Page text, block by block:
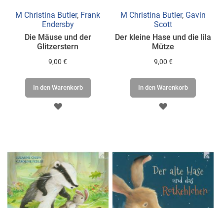
M Christina Butler, Frank
Endersby
Die Mäuse und der
Glitzerstern
9,00 €
In den Warenkorb
ZUR
M Christina Butler, Gavin
Scott
Der kleine Hase und die lila
Mütze
9,00 €
In den Warenkorb
ZUR